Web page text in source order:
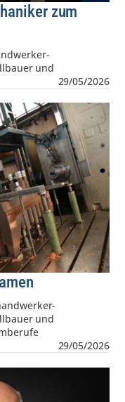
zum
und
29/05/2026
und
29/05/2026